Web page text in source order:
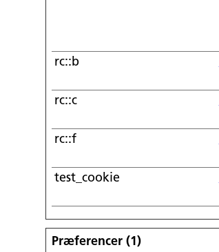
rc::b
rc::c
rc::f
test_cookie
Præferencer (1)